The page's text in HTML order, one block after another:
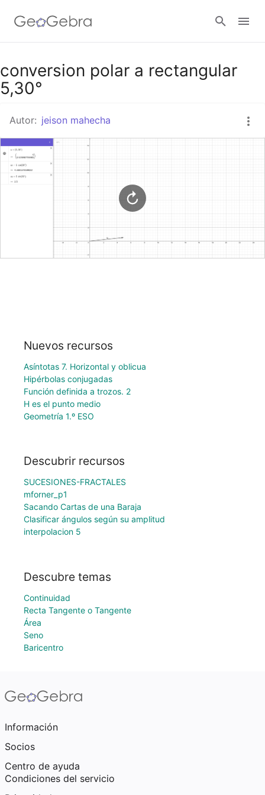
Google Classroom
conversion polar a rectangular
5,30°
Autor: jeison mahecha
Nuevos recursos
Asíntotas 7. Horizontal y oblicua
Hipérbolas conjugadas
Función definida a trozos. 2
H es el punto medio
Geometría 1.º ESO
Descubrir recursos
SUCESIONES-FRACTALES
mforner_p1
Sacando Cartas de una Baraja
Clasificar ángulos según su amplitud
interpolacion 5
Descubre temas
Continuidad
Recta Tangente o Tangente
Área
Seno
Baricentro
Información
Socios
Centro de ayuda
Condiciones del servicio